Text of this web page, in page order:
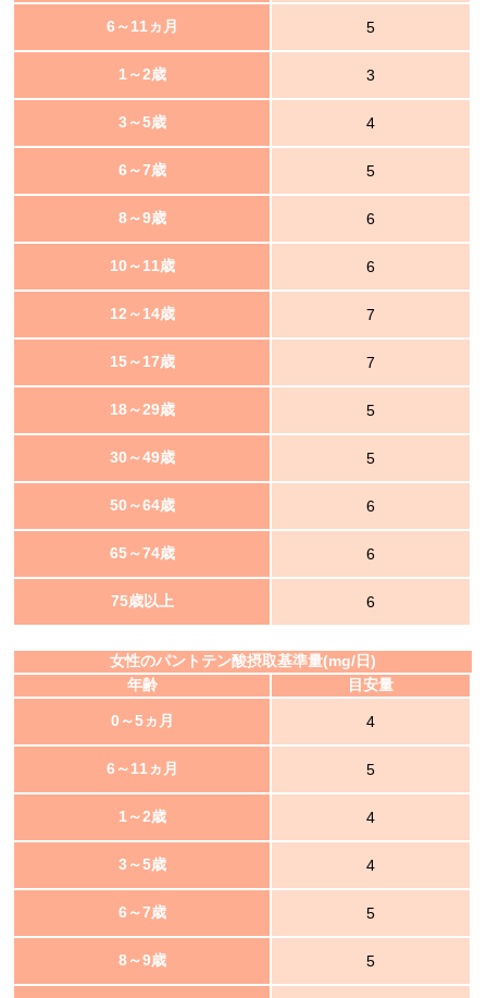
6～11ヵ月 5
1～2歳 3
3～5歳 4
6～7歳 5
8～9歳 6
10～11歳 6
12～14歳 7
15～17歳 7
18～29歳 5
30～49歳 5
50～64歳 6
65～74歳 6
75歳以上 6
女性のパントテン酸摂取基準量(mg/日)
年齢
目安量
0～5ヵ月 4
6～11ヵ月 5
1～2歳 4
3～5歳 4
6～7歳 5
8～9歳 5